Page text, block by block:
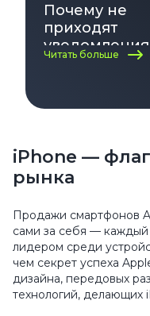
Почему не
приходят
iPhone:
Читать больше
iPhone —
рынка
Продажи смартфонов
сами за себя — каждый
лидером среди
чем секрет успеха
дизайна, передовых
технологий, делающих